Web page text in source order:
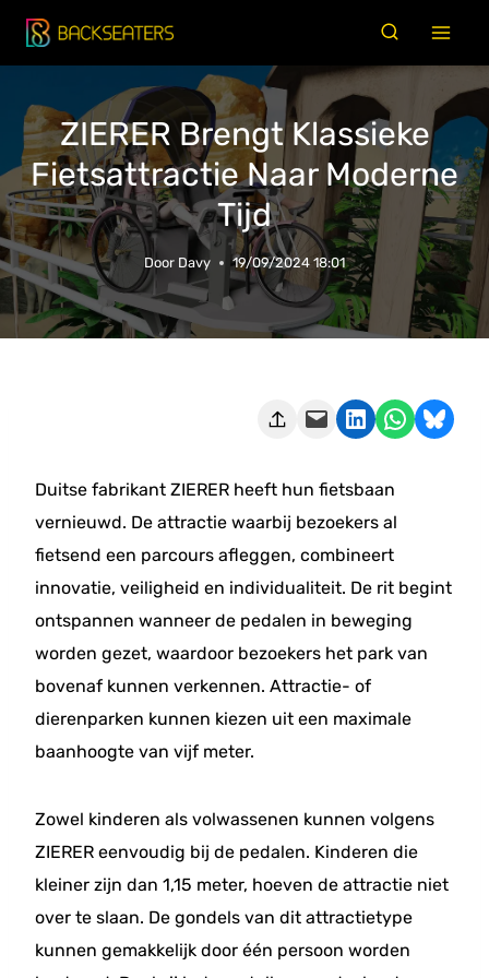
Doorgaan
naar
ZIERER Brengt Klassieke
Fietsattractie Naar Moderne
Tijd
Door Davy 19/09/2024 18:01
Deze pagina e-mailen Delen op LinkedIn Delen via WhatsApp Share on Bluesky
Duitse fabrikant ZIERER heeft hun fietsbaan
vernieuwd. De attractie waarbij bezoekers al
fietsend een parcours afleggen, combineert
innovatie, veiligheid en individualiteit. De rit begint
ontspannen wanneer de pedalen in beweging
worden gezet, waardoor bezoekers het park van
bovenaf kunnen verkennen. Attractie- of
dierenparken kunnen kiezen uit een maximale
baanhoogte van vijf meter.
Zowel kinderen als volwassenen kunnen volgens
ZIERER eenvoudig bij de pedalen. Kinderen die
kleiner zijn dan 1,15 meter, hoeven de attractie niet
over te slaan. De gondels van dit attractietype
kunnen gemakkelijk door één persoon worden